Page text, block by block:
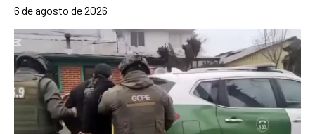
6 de agosto de 2026